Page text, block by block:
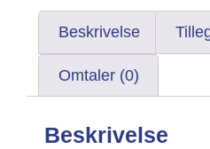
Beskrivelse
Omtaler (0)
Beskrivelse